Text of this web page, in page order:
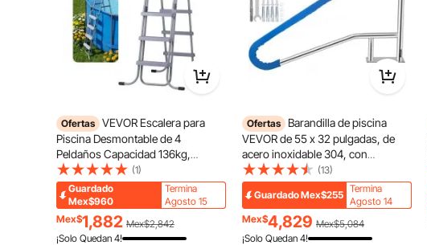
Escalones antideslizantes
Ofertas VEVOR Escalera para
Piscina Desmontable de 4
Peldaños Capacidad 136kg,
Escalera de Seguridad
Antideslizante de Acero al
Carbono con Pasamanos
Ergonómicos, Patas de Goma para
Piscina Elevada de 132,1cm
(1)
Guardado
Mex$960
Termina
Agosto 15
Mex$1,882 Mex$2,842
¡Solo Quedan 4!
Ofertas
Barandilla de piscina
VEVOR de 55 x 32 pulgadas, de
acero inoxidable 304, con
capacidad de carga de 250 lb,
color plateado, resistente a la
corrosión, con cubierta de agarre
azul, broca M8 y tornillos
autorroscantes.
(13)
GuardadoMex$255
Termina
Agosto 14
Mex$4,829 Mex$5,084
¡Solo Quedan 4!